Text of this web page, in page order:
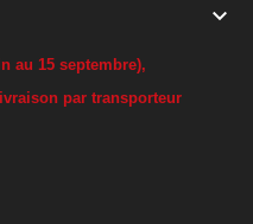
keyboard_arrow_down
au 15 septembre),
par transporteur